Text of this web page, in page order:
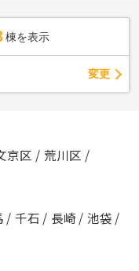
棟を表示
変更
京区 / 荒川区 /
/ 千石 / 長崎 / 池袋 /